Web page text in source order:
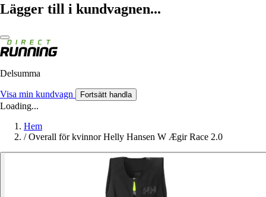
Lägger till i kundvagnen...
Delsumma
Visa min kundvagn Fortsätt handla
Loading...
Hem
/ Overall för kvinnor Helly Hansen W Ægir Race 2.0